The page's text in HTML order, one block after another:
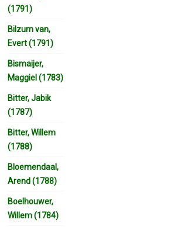
(1791)
Bilzum van,
Evert (1791)
Bismaijer,
Maggiel (1783)
Bitter, Jabik
(1787)
Bitter, Willem
(1788)
Bloemendaal,
Arend (1788)
Boelhouwer,
Willem (1784)